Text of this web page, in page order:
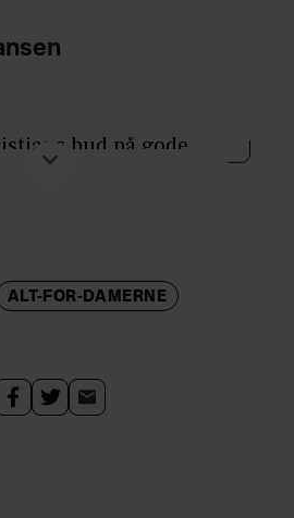
bud på gode
ALT-FOR-DAMERNE